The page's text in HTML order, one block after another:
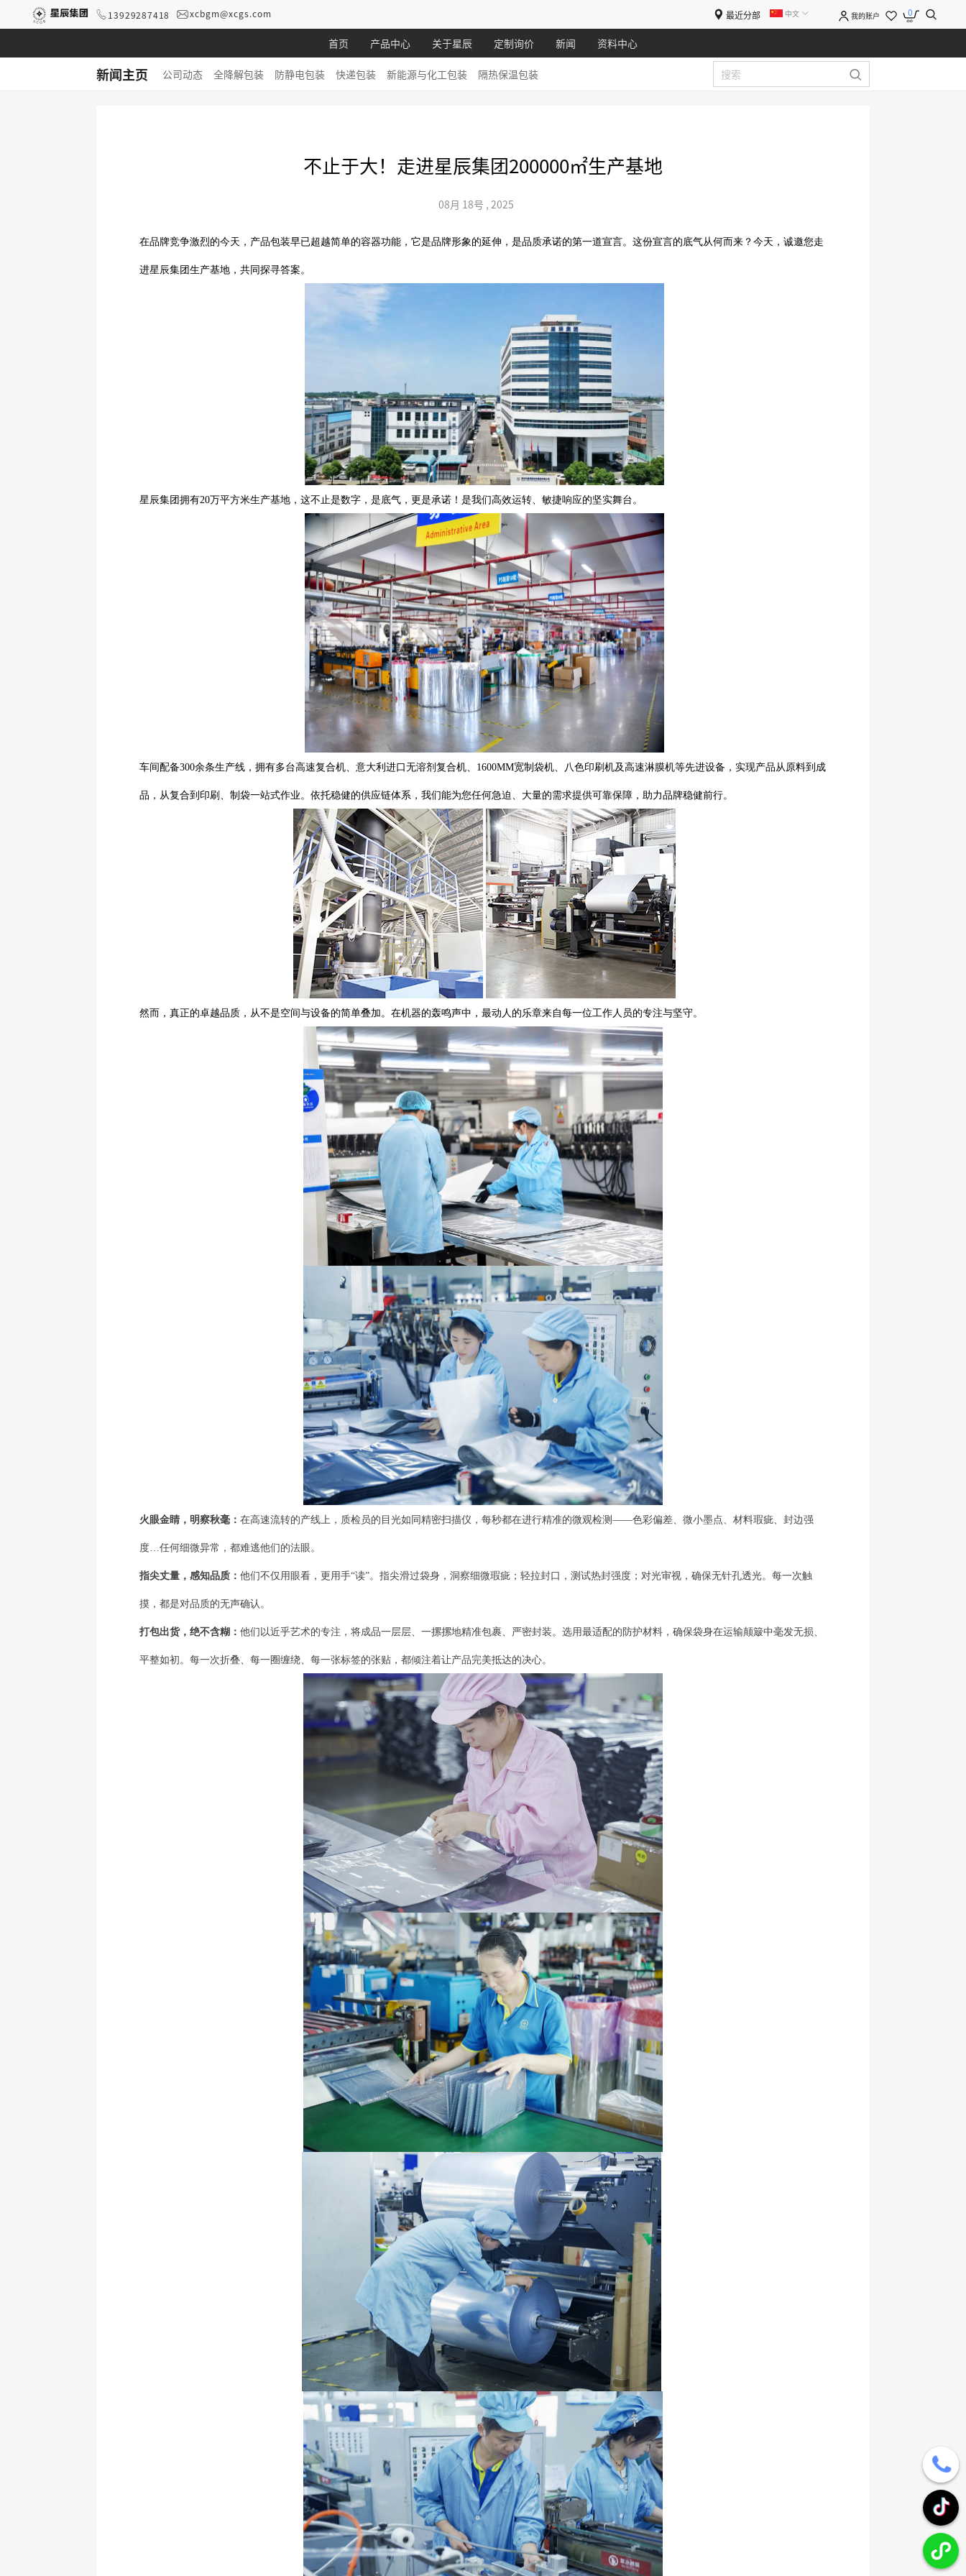
13929287418 xcbgm@xcgs.com
首页 产品中心 关于星辰 定制询价 新闻 资料中心
最近分部 中文 我的账户 0
新闻主页 公司动态 全降解包装 防静电包装 快递包装 新能源与化工包装 隔热保温包装
不止于大！走进星辰集团200000㎡生产基地
08月 18号 , 2025
在品牌竞争激烈的今天，产品包装早已超越简单的容器功能，它是品牌形象的延伸，是品质承诺的第一道宣言。这份宣言的底气从何而来？今天，诚邀您走
进星辰集团生产基地，共同探寻答案。
星辰集团拥有20万平方米生产基地，这不止是数字，是底气，更是承诺！是我们高效运转、敏捷响应的坚实舞台。
车间配备300余条生产线，拥有多台高速复合机、意大利进口无溶剂复合机、1600MM宽制袋机、八色印刷机及高速淋膜机等先进设备，实现产品从原料到成
品，从复合到印刷、制袋一站式作业。依托稳健的供应链体系，我们能为您任何急迫、大量的需求提供可靠保障，助力品牌稳健前行。
然而，真正的卓越品质，从不是空间与设备的简单叠加。在机器的轰鸣声中，最动人的乐章来自每一位工作人员的专注与坚守。
火眼金睛，明察秋毫：在高速流转的产线上，质检员的目光如同精密扫描仪，每秒都在进行精准的微观检测——色彩偏差、微小墨点、材料瑕疵、封边强
度…任何细微异常，都难逃他们的法眼。
指尖丈量，感知品质：他们不仅用眼看，更用手“读”。指尖滑过袋身，洞察细微瑕疵；轻拉封口，测试热封强度；对光审视，确保无针孔透光。每一次触
摸，都是对品质的无声确认。
打包出货，绝不含糊：他们以近乎艺术的专注，将成品一层层、一摞摞地精准包裹、严密封装。选用最适配的防护材料，确保袋身在运输颠簸中毫发无损、
平整如初。每一次折叠、每一圈缠绕、每一张标签的张贴，都倾注着让产品完美抵达的决心。